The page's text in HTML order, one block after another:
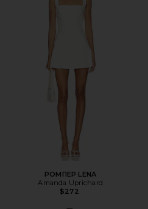
РОМПЕР LENA
Amanda Uprichard
$272